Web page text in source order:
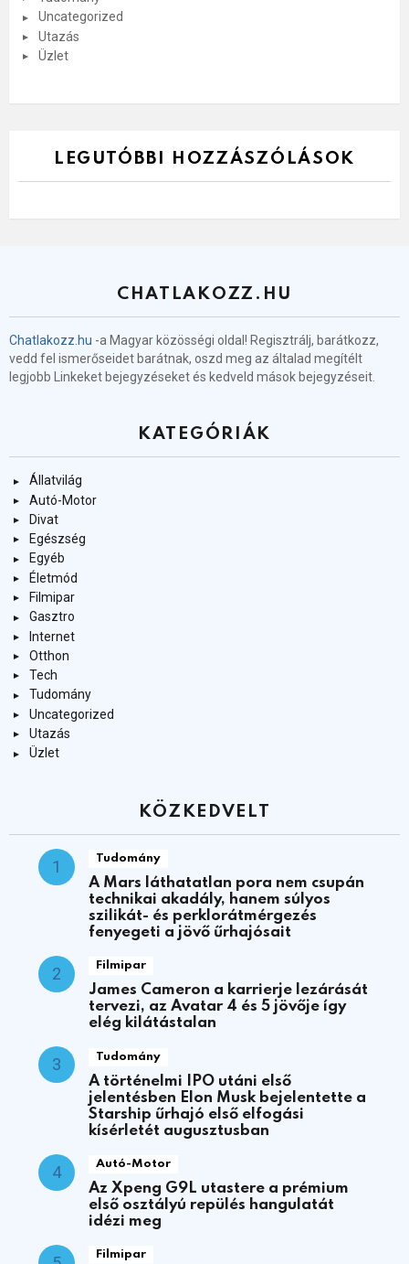
Uncategorized
Utazás
Üzlet
LEGUTÓBBI HOZZÁSZÓLÁSOK
CHATLAKOZZ.HU
Chatlakozz.hu -a Magyar közösségi oldal! Regisztrálj, barátkozz,
vedd fel ismerőseidet barátnak, oszd meg az általad megítélt
legjobb Linkeket bejegyzéseket és kedveld mások bejegyzéseit.
KATEGÓRIÁK
Állatvilág
Autó-Motor
Divat
Egészség
Egyéb
Életmód
Filmipar
Gasztro
Internet
Otthon
Tech
Tudomány
Uncategorized
Utazás
Üzlet
KÖZKEDVELT
Tudomány
A Mars láthatatlan pora nem csupán
technikai akadály, hanem súlyos
szilikát- és perklorátmérgezés
fenyegeti a jövő űrhajósait
Filmipar
James Cameron a karrierje lezárását
tervezi, az Avatar 4 és 5 jövője így
elég kilátástalan
Tudomány
A történelmi IPO utáni első
jelentésben Elon Musk bejelentette a
Starship űrhajó első elfogási
kísérletét augusztusban
Autó-Motor
Az Xpeng G9L utastere a prémium
első osztályú repülés hangulatát
idézi meg
Filmipar